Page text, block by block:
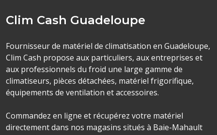
Clim Cash Guadeloupe
Fournisseur de matériel de climatisation en Guadeloupe,
Clim Cash propose aux particuliers, aux entreprises et
aux professionnels du froid une large gamme de
climatiseurs, pièces détachées, matériel frigorifique,
équipements de ventilation et accessoires.
Commandez en ligne et récupérez votre matériel
directement dans nos magasins situés à Baie-Mahault